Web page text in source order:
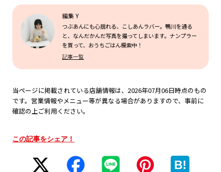
編集 Y
つぶあんにも心揺れる、こしあんラバー。鴨川を通る
と、なんだかんだ写真を撮ってしまいます。ナンプラー
を買って、おうちごはん模索中！
記事一覧
当ページに掲載されている店舗情報は、2026年07月06日時点のもの
です。営業情報やメニュー等が異なる場合がありますので、事前に
確認の上ご利用ください。
この記事をシェア！
B!